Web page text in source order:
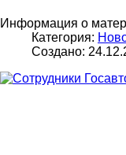
Информация о
Категория:
Создано: